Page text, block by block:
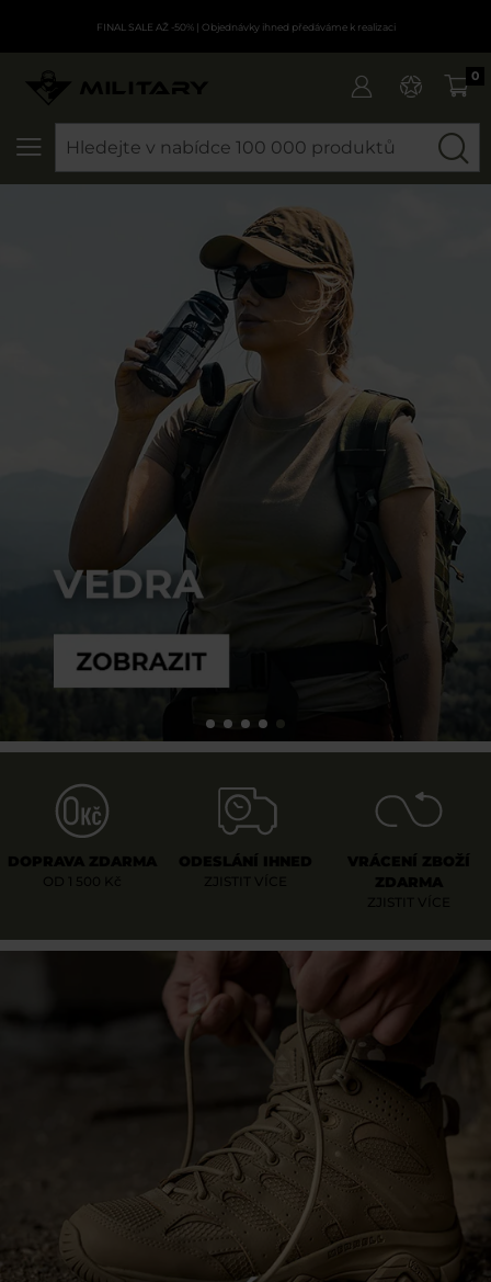
FINAL SALE AŽ -50%| Objednávky ihned předáváme k realizaci
0